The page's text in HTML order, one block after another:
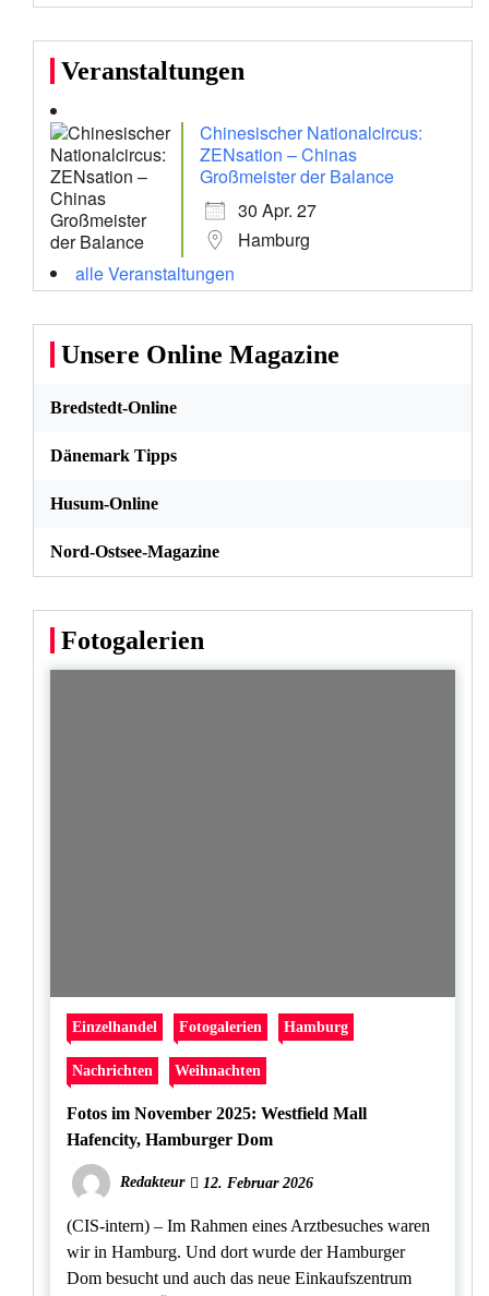
Veranstaltungen
Chinesischer Nationalcircus:
ZENsation – Chinas
Großmeister der Balance
30 Apr. 27
Hamburg
alle Veranstaltungen
Unsere Online Magazine
Bredstedt-Online
Dänemark Tipps
Husum-Online
Nord-Ostsee-Magazine
Fotogalerien
Einzelhandel Fotogalerien Hamburg
Nachrichten Weihnachten
Fotos im November 2025: Westfield Mall
Hafencity, Hamburger Dom
Redakteur 12. Februar 2026
(CIS-intern) – Im Rahmen eines Arztbesuches waren
wir in Hamburg. Und dort wurde der Hamburger
Dom besucht und auch das neue Einkaufszentrum